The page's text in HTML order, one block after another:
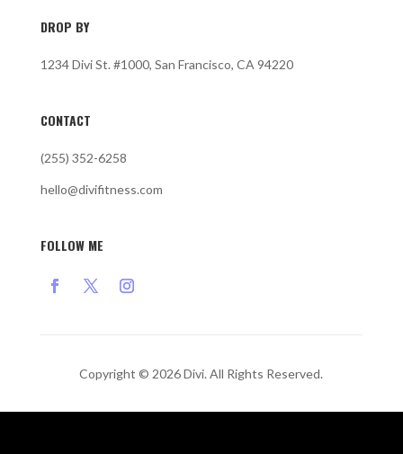
DROP BY
1234 Divi St. #1000, San Francisco, CA 94220
CONTACT
(255) 352-6258
hello@divifitness.com
FOLLOW ME
Copyright © 2026 Divi. All Rights Reserved.